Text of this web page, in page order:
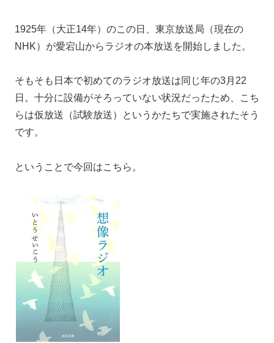
1925年（大正14年）のこの日、東京放送局（現在の
NHK）が愛宕山からラジオの本放送を開始しました。
そもそも日本で初めてのラジオ放送は同じ年の3月22
日。十分に設備がそろっていない状況だったため、こち
らは仮放送（試験放送）というかたちで実施されたそう
です。
ということで今回はこちら。